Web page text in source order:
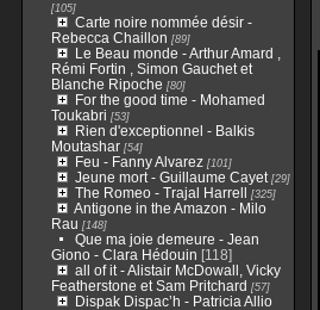
[105]
Carte noire nommée désir -
Rebecca Chaillon [89]
Le Beau monde - Arthur Amard ,
Rémi Fortin , Simon Gauchet et
Blanche Ripoche [80]
For the good time - Mohamed
Toukabri [53]
Rien d'exceptionnel - Balkis
Moutashar [54]
Feu - Fanny Alvarez [101]
Jeune mort - Guillaume Cayet[29]
The Romeo - Trajal Harrell [325]
Antigone in the Amazon - Milo
Rau [148]
Que ma joie demeure - Jean
Giono - Clara Hédouin [118]
all of it - Alistair McDowall, Vicky
Featherstone et Sam Pritchard [57]
Dispak Dispac’h - Patricia Allio